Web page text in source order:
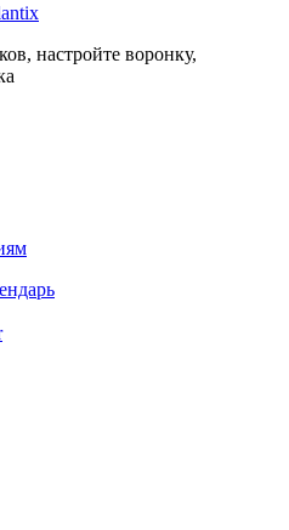
настройте воронку,